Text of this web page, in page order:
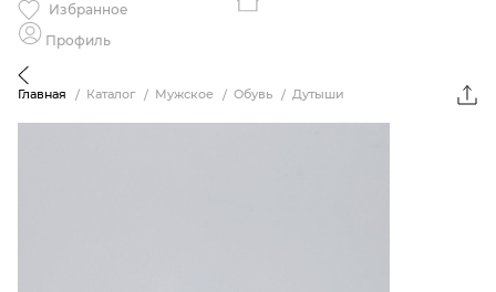
Избранное
Профиль
Главная Каталог Мужское Обувь Дутыши